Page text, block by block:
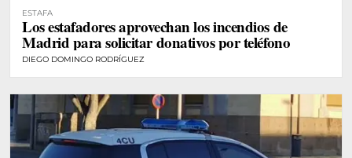
ESTAFA
Los estafadores aprovechan los incendios de
Madrid para solicitar donativos por teléfono
DIEGO DOMINGO RODRÍGUEZ